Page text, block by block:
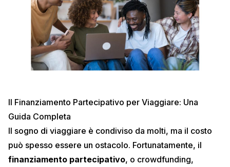
Il Finanziamento Partecipativo per Viaggiare: Una
Guida Completa
Il sogno di viaggiare è condiviso da molti, ma il costo
può spesso essere un ostacolo. Fortunatamente, il
finanziamento partecipativo, o crowdfunding,